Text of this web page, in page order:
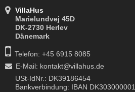
VillaHus
Marielundvej 45D
DK-2730 Herlev
Dänemark
Telefon: +45 6915 8085
E-Mail: kontakt@villahus.de
USt-IdNr.: DK39186454
Bankverbindung: IBAN